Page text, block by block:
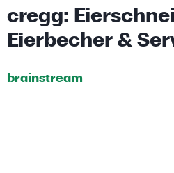
cregg:
Eierbecher &
brainstream